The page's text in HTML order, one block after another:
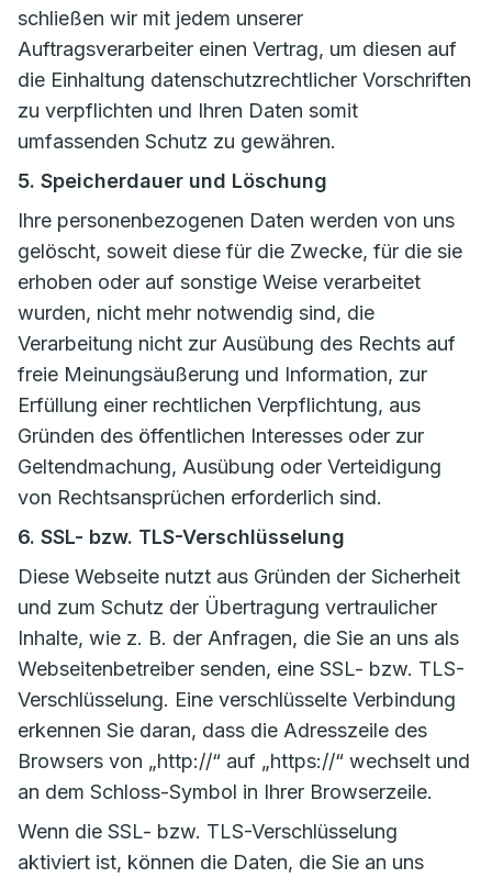
schließen wir mit jedem unserer
Auftragsverarbeiter einen Vertrag, um diesen auf
die Einhaltung datenschutzrechtlicher Vorschriften
zu verpflichten und Ihren Daten somit
umfassenden Schutz zu gewähren.
5. Speicherdauer und Löschung
Ihre personenbezogenen Daten werden von uns
gelöscht, soweit diese für die Zwecke, für die sie
erhoben oder auf sonstige Weise verarbeitet
wurden, nicht mehr notwendig sind, die
Verarbeitung nicht zur Ausübung des Rechts auf
freie Meinungsäußerung und Information, zur
Erfüllung einer rechtlichen Verpflichtung, aus
Gründen des öffentlichen Interesses oder zur
Geltendmachung, Ausübung oder Verteidigung
von Rechtsansprüchen erforderlich sind.
6. SSL- bzw. TLS-Verschlüsselung
Diese Webseite nutzt aus Gründen der Sicherheit
und zum Schutz der Übertragung vertraulicher
Inhalte, wie z. B. der Anfragen, die Sie an uns als
Webseitenbetreiber senden, eine SSL- bzw. TLS-
Verschlüsselung. Eine verschlüsselte Verbindung
erkennen Sie daran, dass die Adresszeile des
Browsers von „http://“ auf „https://“ wechselt und
an dem Schloss-Symbol in Ihrer Browserzeile.
Wenn die SSL- bzw. TLS-Verschlüsselung
aktiviert ist, können die Daten, die Sie an uns